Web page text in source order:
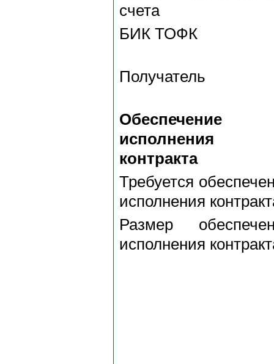
счета
БИК ТОФК
Получатель
Обеспечение
исполнения
контракта
Требуется
исполнения
Размер
исполнения